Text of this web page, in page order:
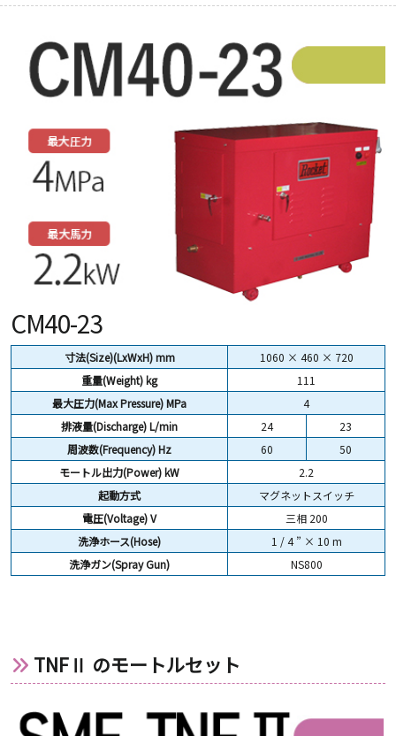
CM40-23
寸法(Size)(LxWxH) mm
1060 × 460 × 720
重量(Weight)kg
111
最大圧力(Max Pressure) MPa
4
排液量(Discharge) L/min
24
23
周波数(Frequency) Hz
60
50
モートル出力(Power) kW
2.2
起動方式
マグネットスイッチ
電圧(Voltage) V
三相 200
洗浄ホース(Hose)
1 / 4 ” × 10 m
洗浄ガン(Spray Gun)
NS800
TNFⅡ のモートルセット